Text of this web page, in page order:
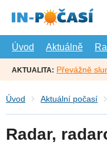
hlavní
Úvod
Aktuálně
AKTUALITA: Převážně
Úvod Aktuální počasí
Radar,